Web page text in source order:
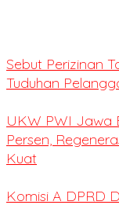
Sebut Perizinan
Tuduhan
UKW PWI Jawa
Persen,
Kuat
Komisi A DPRD